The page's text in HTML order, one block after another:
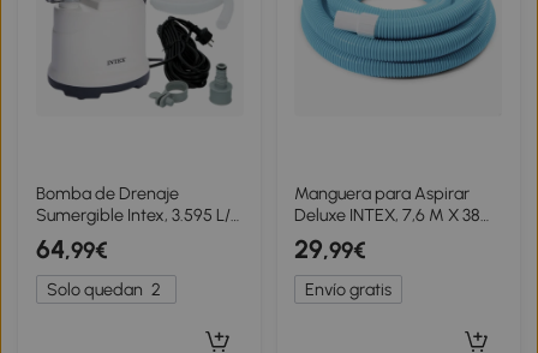
Bomba de Drenaje
Sumergible Intex, 3.595 L/h
Manguera 5 M,
28,5x28,5x28,5 Cm, Negro
64,99€
Solo quedan 2
Manguera para Aspirar
Deluxe INTEX, 7,6 M X 38
Mm, Azul
29,99€
Envío gratis